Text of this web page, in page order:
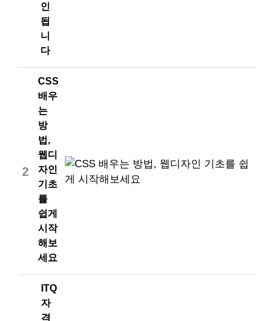
인
됩
니
다
2
CSS
배우
는
방
법,
웹디
자인
기초
를
쉽게
시작
해보
세요
ITQ
자
격